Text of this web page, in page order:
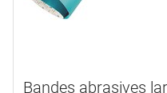
Bandes abrasives